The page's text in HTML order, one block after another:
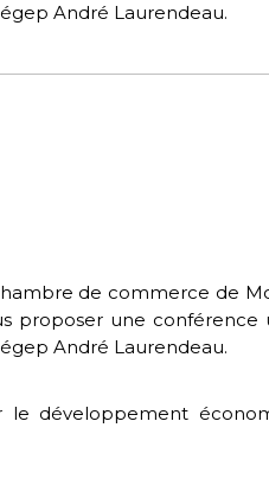
André Laurendeau.
de commerce de
proposer une
André Laurendeau.
développement